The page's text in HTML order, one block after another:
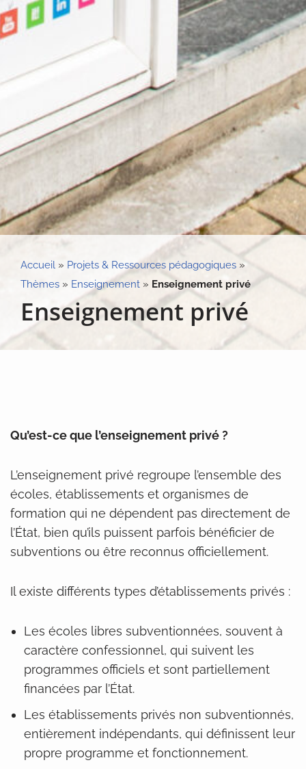
Accueil » Projets & Ressources pédagogiques »
Thèmes » Enseignement » Enseignement privé
Enseignement privé
Qu’est-ce que l’enseignement privé ?
L’enseignement privé regroupe l’ensemble des
écoles, établissements et organismes de
formation qui ne dépendent pas directement de
l’État, bien qu’ils puissent parfois bénéficier de
subventions ou être reconnus officiellement.
Il existe différents types d’établissements privés :
Les écoles libres subventionnées, souvent à
caractère confessionnel, qui suivent les
programmes officiels et sont partiellement
financées par l’État.
Les établissements privés non subventionnés,
entièrement indépendants, qui définissent leur
propre programme et fonctionnement.